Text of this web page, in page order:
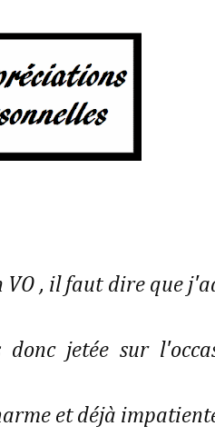
VO , il faut dire que
donc jetée sur
et déjà